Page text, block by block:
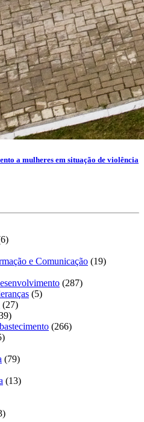
a mulheres em situação de violência
e Comunicação (19)
(287)
(5)
(27)
(266)
(79)
(13)